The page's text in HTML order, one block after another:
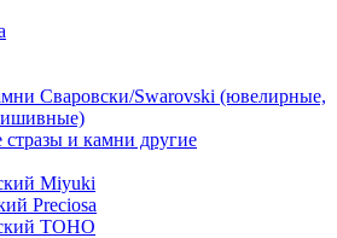
Сваровски/Swarovski (ювелирные,
и камни другие
Miyuki
Preciosa
TOHO